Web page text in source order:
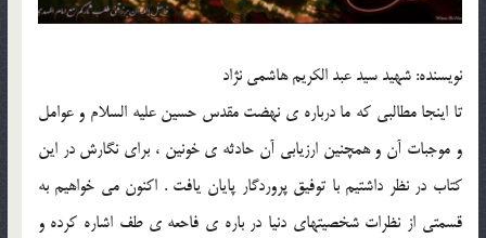
نويسنده: شهيد سيد عبد الكريم هاشمى نژاد
تا اينجا مطالبى كه ما درباره ى نهضت مقدس حسين عليه السلام و عوامل
و موجبات آن و همچنين ارزيابى آن حادثه ى خونين ، براى نگارش در اين
كتاب در نظر داشتيم با توفيق پروردگار پايان يافت . اكنون مى خواهيم به
قسمتى از نظرات شخصيتهاى دنيا در باره ى فاحعه ى طف اشاره كرده و